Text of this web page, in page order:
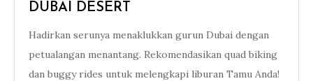
DUBAI DESERT
Hadirkan serunya menaklukkan gurun Dubai dengan
petualangan menantang. Rekomendasikan quad biking
dan buggy rides untuk melengkapi liburan Tamu Anda!